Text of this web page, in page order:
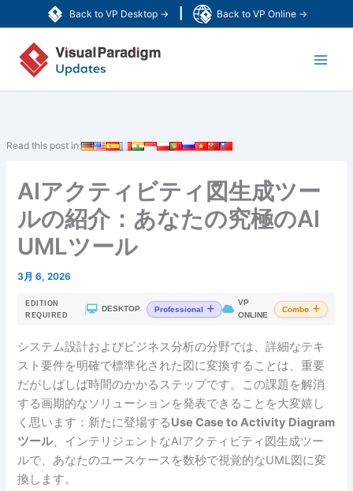
Back to VP Desktop → Back to VP Online →
容
Read this post in:
AIアクティビティ図生成ツー
ルの紹介：あなたの究極のAI
UMLツール
3月 6, 2026
EDITION
REQUIRED
DESKTOP Professional
VP
ONLINE
Combo
システム設計およびビジネス分析の分野では、詳細なテキ
スト要件を明確で標準化された図に変換することは、重要
だがしばしば時間のかかるステップです。この課題を解消
する画期的なソリューションを発表できることを大変嬉し
く思います：新たに登場するUse Case to Activity Diagram
ツール、インテリジェントなAIアクティビティ図生成ツー
ルで、あなたのユースケースを数秒で視覚的なUML図に変
換します。